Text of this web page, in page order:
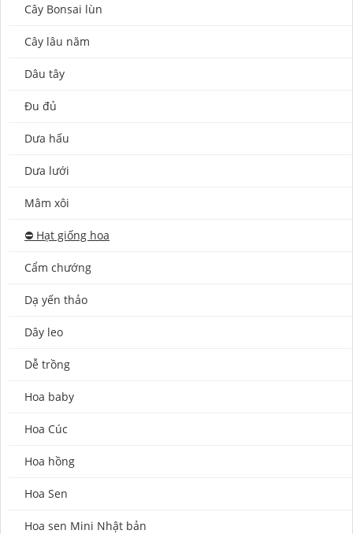
Cây Bonsai lùn
Cây lâu năm
Dâu tây
Đu đủ
Dưa hấu
Dưa lưới
Mâm xôi
⛔️ Hạt giống hoa
Cẩm chướng
Dạ yến thảo
Dây leo
Dễ trồng
Hoa baby
Hoa Cúc
Hoa hồng
Hoa Sen
Hoa sen Mini Nhật bản